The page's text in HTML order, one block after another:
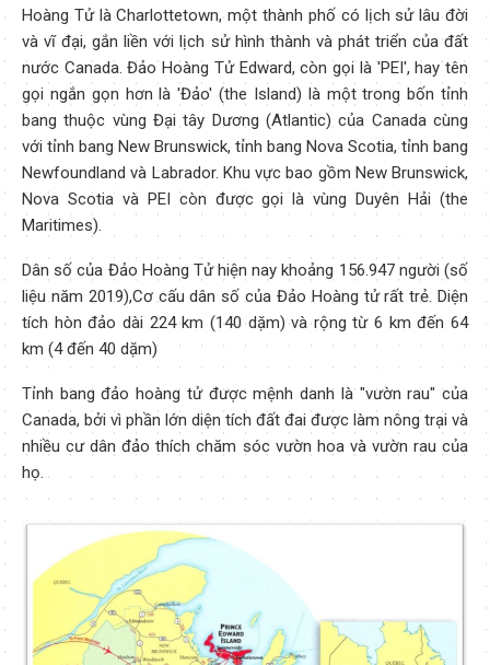
Hoàng Tử là Charlottetown, một thành phố có lịch sử lâu đời
và vĩ đại, gắn liền với lịch sử hình thành và phát triển của đất
nước Canada. Đảo Hoàng Tử Edward, còn gọi là 'PEI', hay tên
gọi ngắn gọn hơn là 'Đảo' (the Island) là một trong bốn tỉnh
bang thuộc vùng Đại tây Dương (Atlantic) của Canada cùng
với tỉnh bang New Brunswick, tỉnh bang Nova Scotia, tỉnh bang
Newfoundland và Labrador. Khu vực bao gồm New Brunswick,
Nova Scotia và PEI còn được gọi là vùng Duyên Hải (the
Maritimes).
Dân số của Đảo Hoàng Tử hiện nay khoảng 156.947 người (số
liệu năm 2019),Cơ cấu dân số của Đảo Hoàng tử rất trẻ. Diện
tích hòn đảo dài 224 km (140 dặm) và rộng từ 6 km đến 64
km (4 đến 40 dặm)
Tỉnh bang đảo hoàng tử được mệnh danh là "vườn rau" của
Canada, bởi vì phần lớn diện tích đất đai được làm nông trại và
nhiều cư dân đảo thích chăm sóc vườn hoa và vườn rau của
họ.